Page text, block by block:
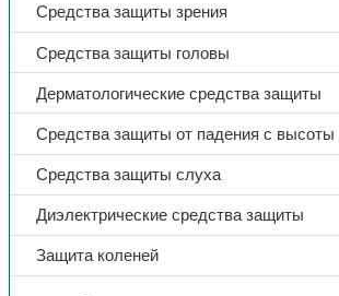
Средства защиты зрения
Средства защиты головы
Дерматологические средства защиты
Средства защиты от падения с высоты
Средства защиты слуха
Диэлектрические средства защиты
Защита коленей